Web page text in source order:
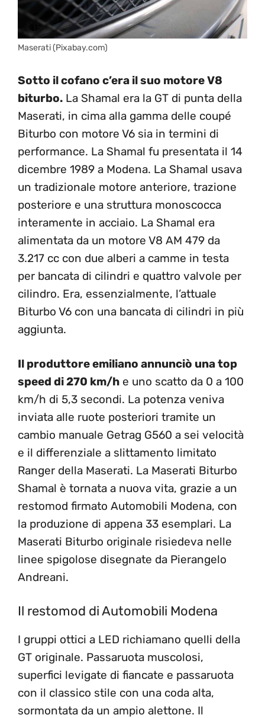
Maserati (Pixabay.com)
Sotto il cofano c’era il suo motore V8
biturbo. La Shamal era la GT di punta della
Maserati, in cima alla gamma delle coupé
Biturbo con motore V6 sia in termini di
performance. La Shamal fu presentata il 14
dicembre 1989 a Modena. La Shamal usava
un tradizionale motore anteriore, trazione
posteriore e una struttura monoscocca
interamente in acciaio. La Shamal era
alimentata da un motore V8 AM 479 da
3.217 cc con due alberi a camme in testa
per bancata di cilindri e quattro valvole per
cilindro. Era, essenzialmente, l’attuale
Biturbo V6 con una bancata di cilindri in più
aggiunta.
Il produttore emiliano annunciò una top
speed di 270 km/h e uno scatto da 0 a 100
km/h di 5,3 secondi. La potenza veniva
inviata alle ruote posteriori tramite un
cambio manuale Getrag G560 a sei velocità
e il differenziale a slittamento limitato
Ranger della Maserati. La Maserati Biturbo
Shamal è tornata a nuova vita, grazie a un
restomod firmato Automobili Modena, con
la produzione di appena 33 esemplari. La
Maserati Biturbo originale risiedeva nelle
linee spigolose disegnate da Pierangelo
Andreani.
Il restomod di Automobili Modena
I gruppi ottici a LED richiamano quelli della
GT originale. Passaruota muscolosi,
superfici levigate di fiancate e passaruota
con il classico stile con una coda alta,
sormontata da un ampio alettone. Il